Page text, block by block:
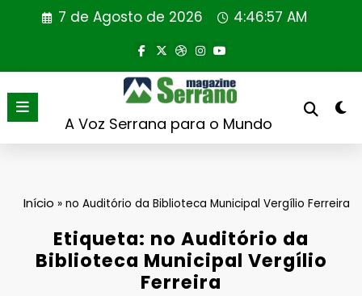
7 de Agosto de 2026 4:46:57 AM
A Voz Serrana para o Mundo
Início » no Auditório da Biblioteca Municipal Vergílio Ferreira
Etiqueta: no Auditório da
Biblioteca Municipal Vergílio
Ferreira